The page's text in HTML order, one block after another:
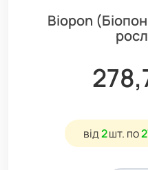
Biopon
від2шт. по